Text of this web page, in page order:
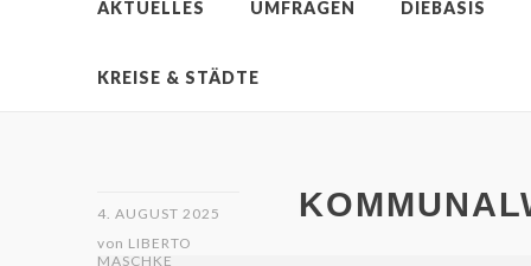
AKTUELLES UMFRAGEN DIEBASIS
KREISE & STÄDTE
4. AUGUST 2025
von LIBERTO
MASCHKE